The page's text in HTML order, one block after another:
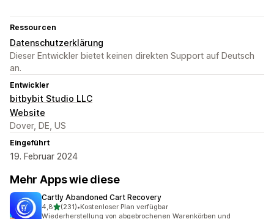
Ressourcen
Datenschutzerklärung
Dieser Entwickler bietet keinen direkten Support auf Deutsch
an.
Entwickler
bitbybit Studio LLC
Website
Dover, DE, US
Eingeführt
19. Februar 2024
Mehr Apps wie diese
Cartly Abandoned Cart Recovery
4,8von 5 Sternen
(231)
231 Rezensionen insgesamt
•Kostenloser Plan verfügbar
Wiederherstellung von abgebrochenen Warenkörben und